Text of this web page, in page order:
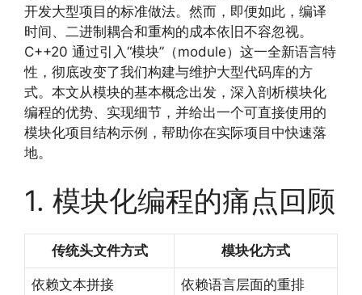
开发大型项目的标准做法。然而，即便如此，编译
时间、二进制耦合和重构的成本依旧不容忽视。
C++20 通过引入“模块”（module）这一全新语言特
性，彻底改变了我们构建与维护大型代码库的方
式。本文从模块的基本概念出发，深入剖析模块化
编程的优势、实现细节，并给出一个可直接使用的
模块化项目结构示例，帮助你在实际项目中快速落
地。
1. 模块化编程的痛点回顾
传统头文件方式 模块化方式
依赖文本拼接 依赖语言层面的重排